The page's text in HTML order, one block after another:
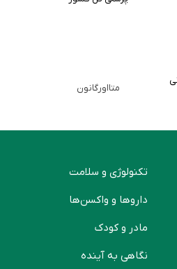
متااورگانون
تکنولوژی و سلامت
دارو‌ها و واکسن‌ها
مادر و کودک
نگاهی به آینده